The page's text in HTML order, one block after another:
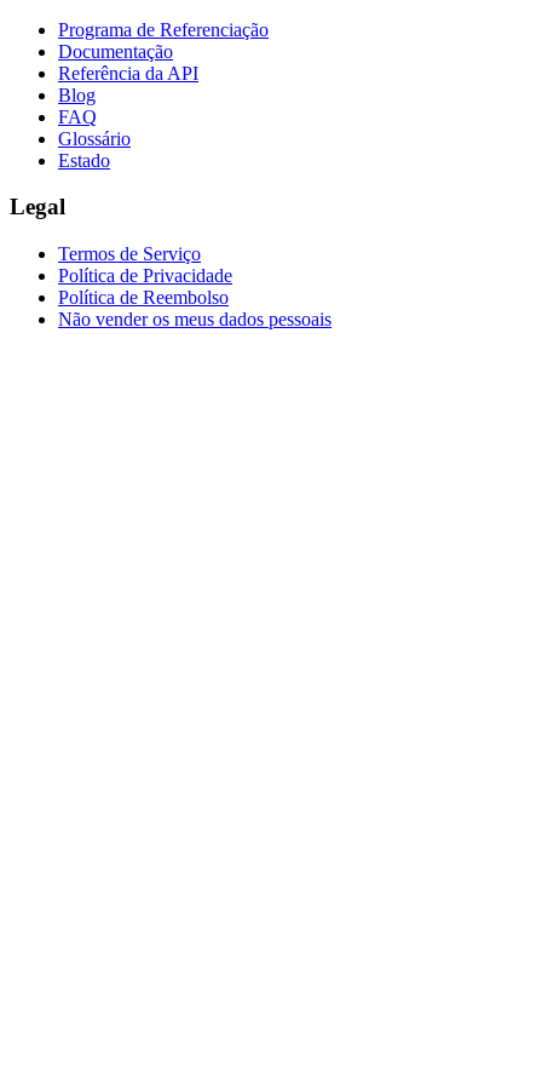
Programa de Referenciação
Documentação
Referência da API
Blog
FAQ
Glossário
Estado
Legal
Termos de Serviço
Política de Privacidade
Política de Reembolso
Não vender os meus dados pessoais